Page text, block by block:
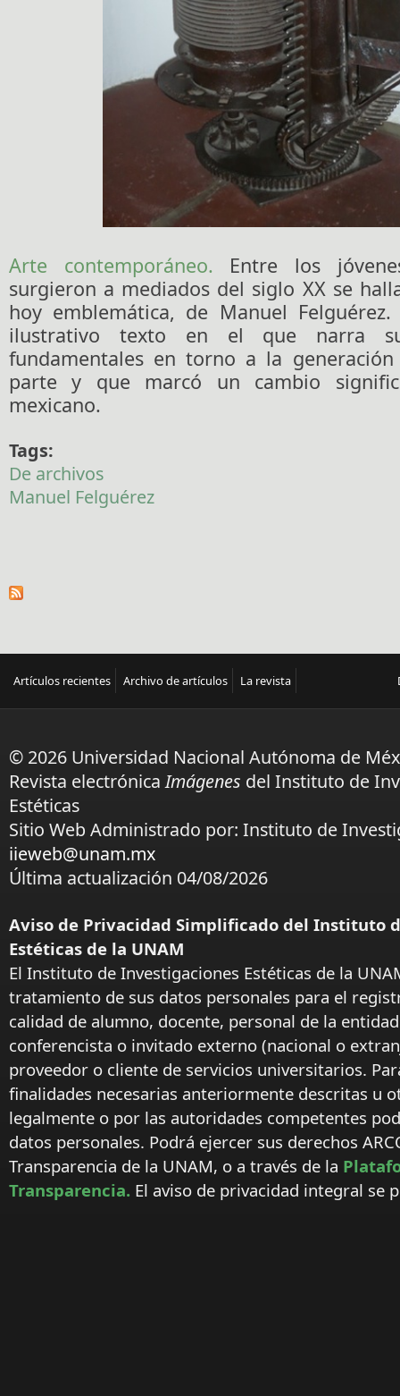
Arte contemporáneo. Entre los
surgieron a mediados del siglo XX se
hoy emblemática, de Manuel Felguérez.
ilustrativo texto en el que narra
fundamentales en torno a la
parte y que marcó un cambio
mexicano.
Tags:
De archivos
Manuel Felguérez
Artículos recientes Archivo de artículos La revista
© 2026 Universidad Nacional Autónoma de
Revista electrónicaImágenes del Instituto de
Estéticas
Sitio Web Administrado por: Instituto de
iieweb@unam.mx
Última actualización 04/08/2026
Aviso de Privacidad Simplificado del Instituto
Estéticas de la UNAM
El Instituto de Investigaciones Estéticas de la
tratamiento de sus datos personales para el
calidad de alumno, docente, personal de la
conferencista o invitado externo (nacional o
proveedor o cliente de servicios universitarios.
finalidades necesarias anteriormente descritas u
legalmente o por las autoridades competentes
datos personales. Podrá ejercer sus derechos
Transparencia de la UNAM, o a través de la
Transparencia. El aviso de privacidad integral se